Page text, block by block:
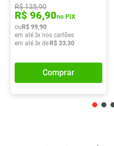
R$135,90
R$ 96,90no PIX
ou R$ 99,90
em até3x nos cartões
em até3x de R$ 33,30
Comprar